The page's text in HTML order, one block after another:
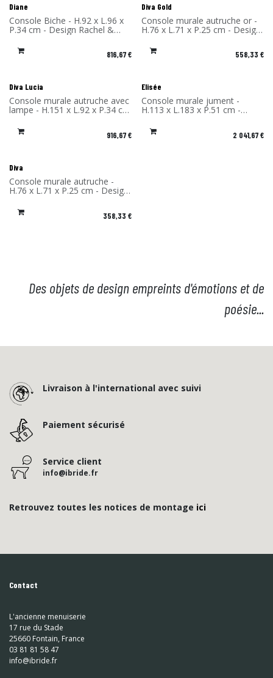
Diane
Console Biche - H.92 x L.96 x
P.34 cm - Design Rachel &
Benoît Convers - Matériau:
Stratifié massif - Fabriqué en
France 816,67€
Diva Gold
Console murale autruche or -
H.76 x L.71 x P.25 cm - Design
Matériau: Stratifié massif -
Fabriqué en France 558,33 €
Diva Lucia
Console murale autruche avec
lampe - H.151 x L.92 x P.34 cm
- Design Rachel & Benoît
Convers - Matériau: Stratifié
massif - Fabriqué en France
916,67€
Elisée
Console murale jument -
H.113 x L.183 x P.51 cm -
Convers - Matériau: Stratifié
massif - Fabriqué en France
2 041,67€
Diva
Console murale autruche -
H.76 x L.71 x P.25 cm - Design
Matériau: Stratifié massif -
Fabriqué en France 358,33 €
Des objets de design empreints d'émotions et de
poésie...
Livraison à l'international avec suivi
Paiement sécurisé
Service client
info@ibride.fr
Retrouvez toutes les notices de montage ici
Contact
L'ancienne menuiserie
17 rue du Stade
25660 Fontain, France
03 81 81 58 47
info@ibride.fr